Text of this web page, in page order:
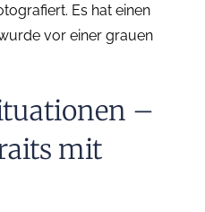
Es hat einen
vor einer grauen
–
mit